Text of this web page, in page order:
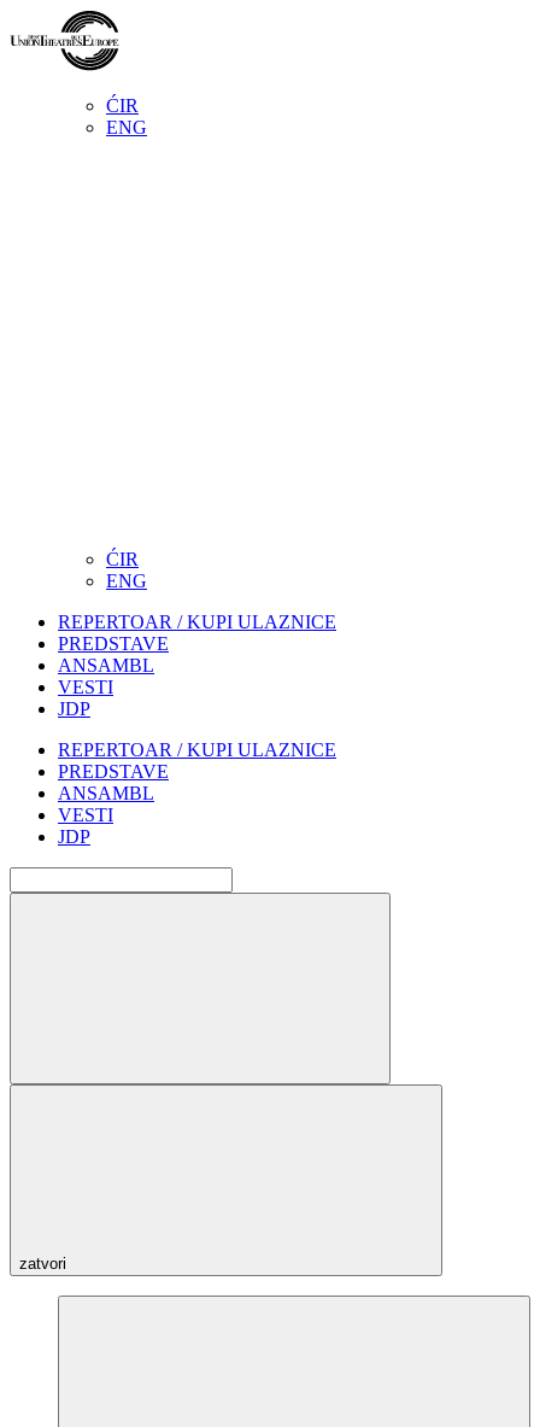
ĆIR
ENG
ĆIR
ENG
REPERTOAR / KUPI ULAZNICE
PREDSTAVE
ANSAMBL
VESTI
JDP
REPERTOAR / KUPI ULAZNICE
PREDSTAVE
ANSAMBL
VESTI
JDP
zatvori